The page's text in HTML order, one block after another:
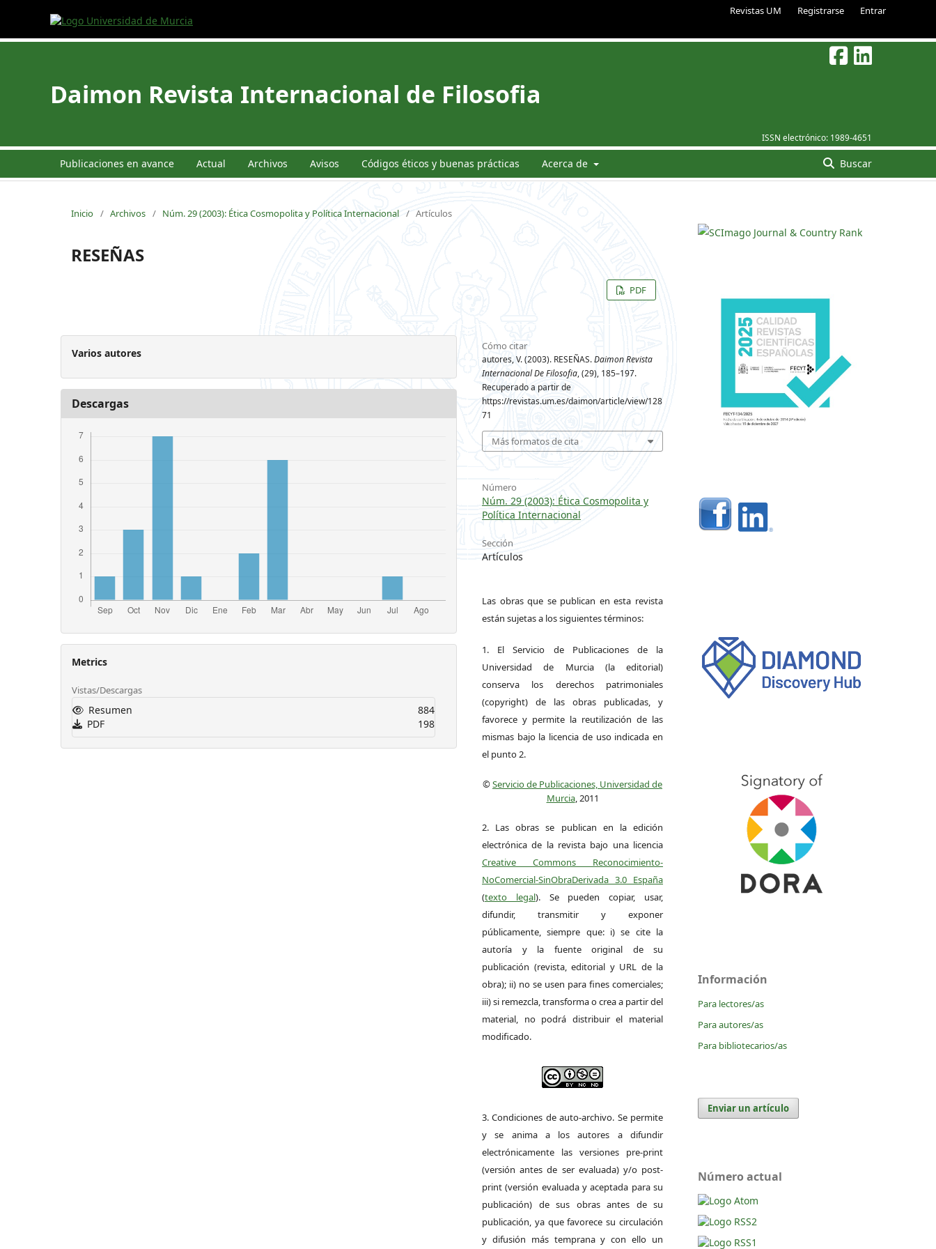
Revistas UM Registrarse Entrar
ISSN electrónico: 1989-4651
Daimon Revista Internacional de Filosofia
Publicaciones en avance Actual Archivos Avisos Códigos éticos y buenas prácticas Acerca de Buscar
Inicio / Archivos / Núm. 29 (2003): Ética Cosmopolita y Política Internacional / Artículos
RESEÑAS
PDF
Varios autores
Descargas
Metrics
Vistas/Descargas
Resumen
884
PDF
198
Cómo citar
autores, V. (2003). RESEÑAS.Daimon Revista
Internacional De Filosofia, (29), 185–197.
Recuperado a partir de
https://revistas.um.es/daimon/article/view/128
71
Más formatos de cita
Número
Núm. 29 (2003): Ética Cosmopolita y
Política Internacional
Sección
Artículos
Las obras que se publican en esta revista
están sujetas a los siguientes términos:
1. El Servicio de Publicaciones de la
Universidad de Murcia (la editorial)
conserva los derechos patrimoniales
(copyright) de las obras publicadas, y
favorece y permite la reutilización de las
mismas bajo la licencia de uso indicada en
el punto 2.
©Servicio de Publicaciones, Universidad de
Murcia, 2011
2. Las obras se publican en la edición
electrónica de la revista bajo una licencia
Creative Commons Reconocimiento-
NoComercial-SinObraDerivada 3.0 España
(texto legal). Se pueden copiar, usar,
difundir, transmitir y exponer
públicamente, siempre que: i) se cite la
autoría y la fuente original de su
publicación (revista, editorial y URL de la
obra); ii) no se usen para fines comerciales;
iii) si remezcla, transforma o crea a partir del
material, no podrá distribuir el material
modificado.
3. Condiciones de auto-archivo. Se permite
y se anima a los autores a difundir
electrónicamente las versiones pre-print
(versión antes de ser evaluada) y/o post-
print (versión evaluada y aceptada para su
publicación) de sus obras antes de su
publicación, ya que favorece su circulación
y difusión más temprana y con ello un
Información
Para lectores/as
Para autores/as
Para bibliotecarios/as
Enviar un artículo
Número actual